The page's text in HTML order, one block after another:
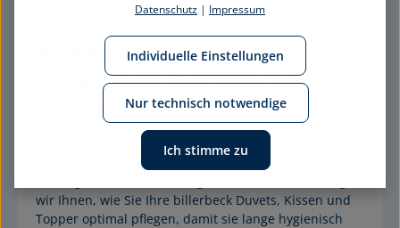
So einfach waschen und
pflegen Sie Ihre
billerbeck-Bettwaren
richtig
Ob Seide, Daunen oder Faser – jede Füllung braucht
wir Ihnen, wie Sie Ihre billerbeck Duvets, Kissen und
Topper optimal pflegen, damit sie lange hygienisch
Datenschutz | Impressum
Nur technisch notwendige
Individuelle Einstellungen
Ich stimme zu